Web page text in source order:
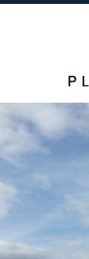
Aller